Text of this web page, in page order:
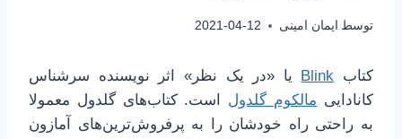
توسط ایمان امینی 2021-04-12
کتاب ‌ Blink یا «در یک نظر» اثر نویسنده سرشناس
کانادایی مالکوم گلدول است. کتاب‌های گلدول معمولا
به راحتی راه خودشان را به پرفروش‌ترین‌های آمازون